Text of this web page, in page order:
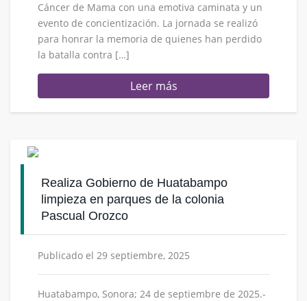
Cáncer de Mama con una emotiva caminata y un
evento de concientización. La jornada se realizó
para honrar la memoria de quienes han perdido
la batalla contra […]
Leer más
Realiza Gobierno de Huatabampo
limpieza en parques de la colonia
Pascual Orozco
Publicado el 29 septiembre, 2025
Huatabampo, Sonora; 24 de septiembre de 2025.-